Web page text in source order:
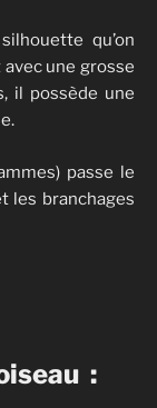
qu’on
une grosse
il possède une
passe le
les branchages
: